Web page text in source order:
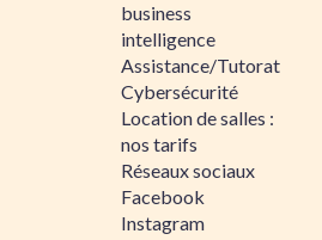
business
intelligence
Assistance/Tutorat
Cybersécurité
Location de salles :
nos tarifs
Réseaux sociaux
Facebook
Instagram